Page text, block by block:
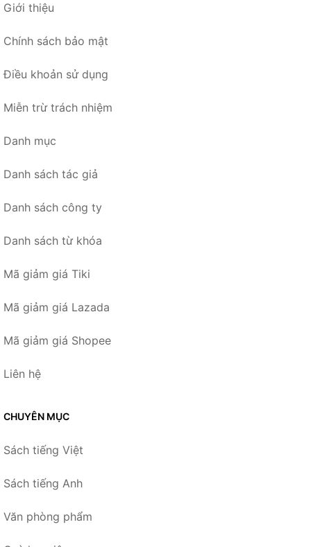
Giới thiệu
Chính sách bảo mật
Điều khoản sử dụng
Miễn trừ trách nhiệm
Danh mục
Danh sách tác giả
Danh sách công ty
Danh sách từ khóa
Mã giảm giá Tiki
Mã giảm giá Lazada
Mã giảm giá Shopee
Liên hệ
CHUYÊN MỤC
Sách tiếng Việt
Sách tiếng Anh
Văn phòng phẩm